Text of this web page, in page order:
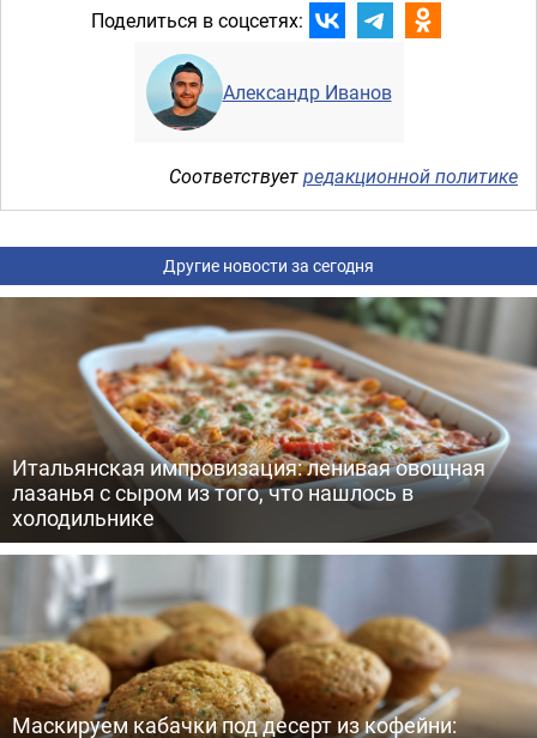
Поделиться в соцсетях:
Александр Иванов
Соответствуетредакционной политике
Другие новости за сегодня
Итальянская импровизация: ленивая овощная
лазанья с сыром из того, что нашлось в
холодильнике
Маскируем кабачки под десерт из кофейни: